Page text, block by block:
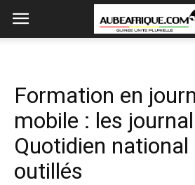
Formation en
mobile : les
Quotidien national
outillés